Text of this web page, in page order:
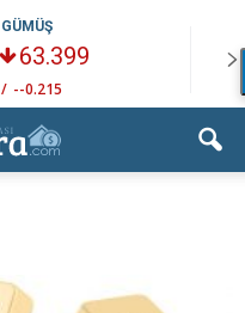
GÜMÜŞ
63.399
/ --0.215 /